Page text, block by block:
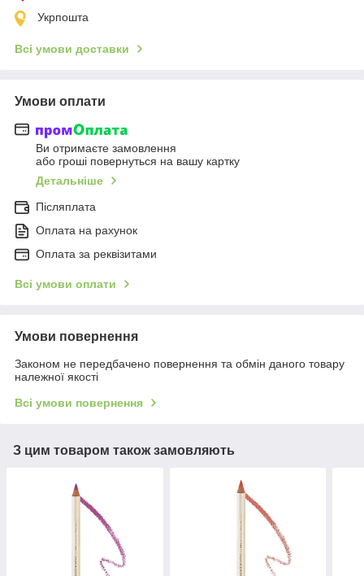
Укрпошта
Всі умови доставки
Умови оплати
Ви отримаєте замовлення
або гроші повернуться на вашу картку
Детальніше
Післяплата
Оплата на рахунок
Оплата за реквізитами
Всі умови оплати
Умови повернення
Законом не передбачено повернення та обмін даного товару
належної якості
Всі умови повернення
З цим товаром також замовляють